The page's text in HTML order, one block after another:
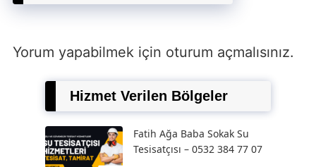
Yorum yapabilmek için oturum açmalısınız.
Hizmet Verilen Bölgeler
Fatih Ağa Baba Sokak Su
Tesisatçısı – 0532 384 77 07